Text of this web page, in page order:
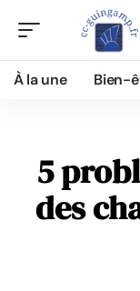
À la une Bien-
5
des